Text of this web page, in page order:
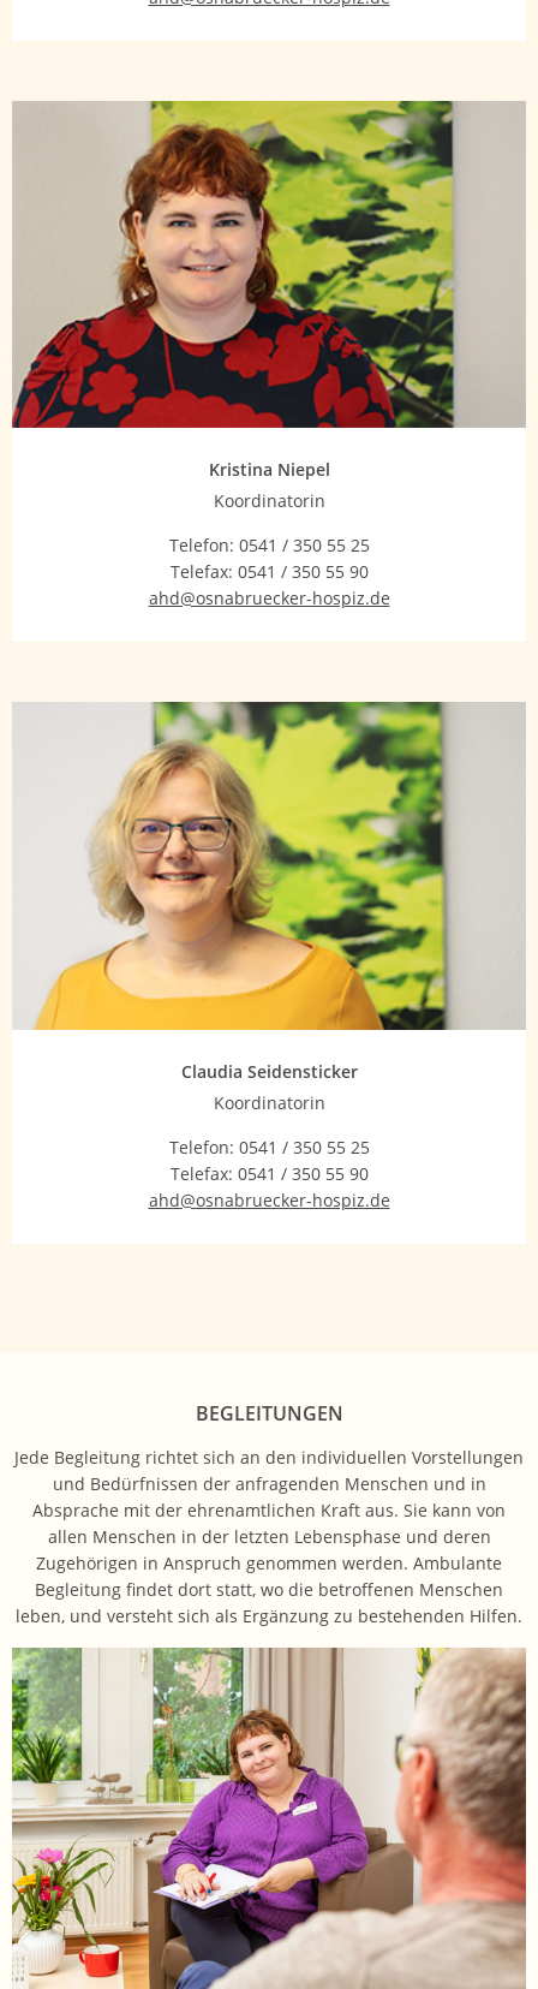
Kristina Niepel
Koordinatorin
Telefon: 0541 / 350 55 25
Telefax: 0541 / 350 55 90
ahd@osnabruecker-hospiz.de
Claudia Seidensticker
Koordinatorin
Telefon: 0541 / 350 55 25
Telefax: 0541 / 350 55 90
ahd@osnabruecker-hospiz.de
BEGLEITUNGEN
Jede Begleitung richtet sich an den individuellen Vorstellungen
und Bedürfnissen der anfragenden Menschen und in
Absprache mit der ehrenamtlichen Kraft aus. Sie kann von
allen Menschen in der letzten Lebensphase und deren
Zugehörigen in Anspruch genommen werden. Ambulante
Begleitung findet dort statt, wo die betroffenen Menschen
leben, und versteht sich als Ergänzung zu bestehenden Hilfen.